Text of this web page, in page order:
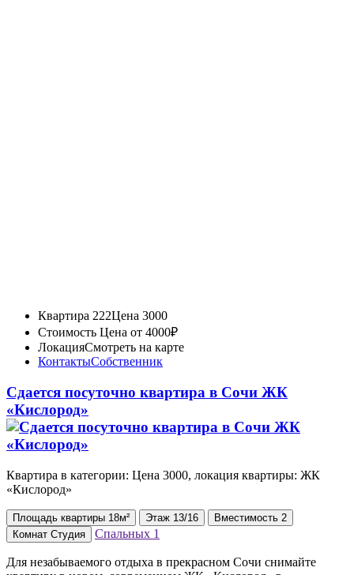
Квартира 222Цена 3000
Стоимость Цена от 4000₽
ЛокацияСмотреть на карте
КонтактыСобственник
Сдается посуточно квартира в Сочи ЖК
«Кислород»
Квартира в категории: Цена 3000, локация квартиры: ЖК
«Кислород»
Площадь квартиры 18м² Этаж 13/16 Вместимость 2
Комнат Студия Спальных 1
Для незабываемого отдыха в прекрасном Сочи снимайте